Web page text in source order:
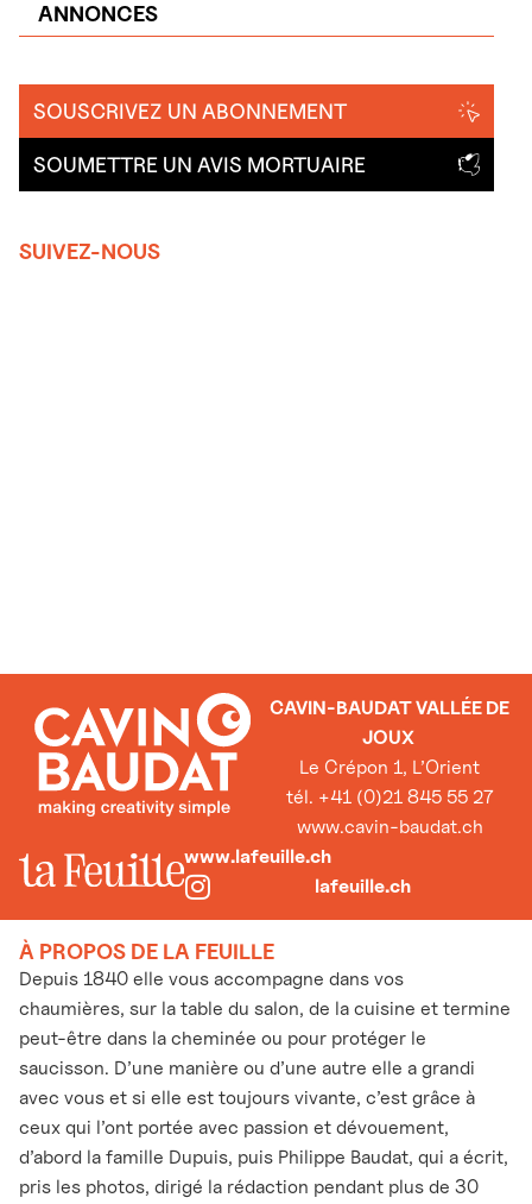
ANNONCES
SOUSCRIVEZ UN ABONNEMENT
SOUMETTRE UN AVIS MORTUAIRE
SUIVEZ-NOUS
CAVIN-BAUDAT VALLÉE DE
JOUX
Le Crépon 1, L’Orient
tél. +41 (0)21 845 55 27
www.cavin-baudat.ch
www.lafeuille.ch
lafeuille.ch
À PROPOS DE LA FEUILLE
Depuis 1840 elle vous accompagne dans vos
chaumières, sur la table du salon, de la cuisine et termine
peut-être dans la cheminée ou pour protéger le
saucisson. D’une manière ou d’une autre elle a grandi
avec vous et si elle est toujours vivante, c’est grâce à
ceux qui l’ont portée avec passion et dévouement,
d’abord la famille Dupuis, puis Philippe Baudat, qui a écrit,
pris les photos, dirigé la rédaction pendant plus de 30